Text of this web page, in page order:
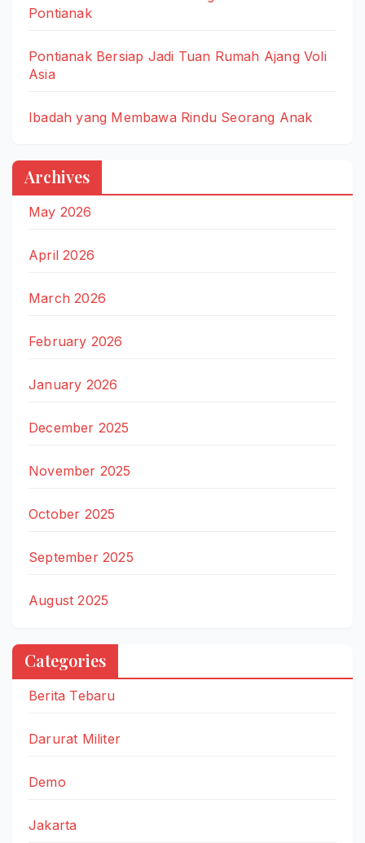
Pontianak
Pontianak Bersiap Jadi Tuan Rumah Ajang Voli
Asia
Ibadah yang Membawa Rindu Seorang Anak
Archives
May 2026
April 2026
March 2026
February 2026
January 2026
December 2025
November 2025
October 2025
September 2025
August 2025
Categories
Berita Tebaru
Darurat Militer
Demo
Jakarta